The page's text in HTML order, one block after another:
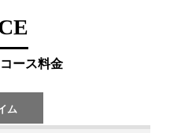
ース料金
ム